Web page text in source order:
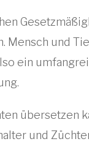
und
ein
übersetzen
und